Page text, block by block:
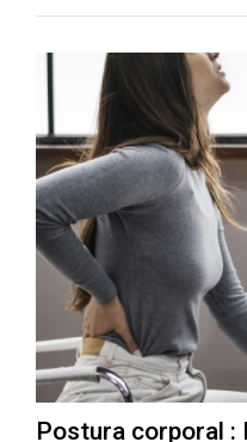
Postura corporal :